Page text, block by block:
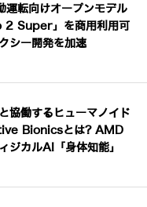
運転向けオープンモデル
2 Super」を商用利用可
シー開発を加速
協働するヒューマノイド
Bionicsとは? AMD
ジカルAI「身体知能」